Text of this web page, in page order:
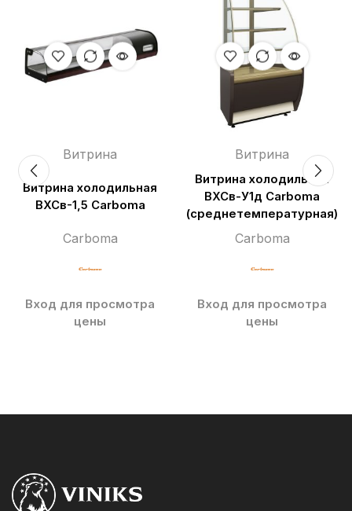
Витрина
Витрина холодильная
ВХСв-1,5 Carboma
Carboma
Вход для просмотра
цены
Витрина
Витрина холодильная
ВХСв-У1д Carboma
(среднетемпературная)
Carboma
Вход для просмотра
цены